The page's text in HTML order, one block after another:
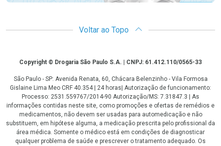
Voltar ao Topo
CopyrightCopyright © Drogaria São Paulo S.A. | CNPJ: 61.412.110/0565-33
São Paulo - SP: Avenida Renata, 60, Chácara Belenzinho - Vila Formosa
Gislaine Lima Meo CRF 40.354 | 24 horas| Autorização de funcionamento:
Processo: 2531.559767/2014-90 Autorização/MS: 7.31847.3 | As
informações contidas neste site, como promoções e ofertas de remédios e
medicamentos, não devem ser usadas para automedicação e não
substituem, em hipótese alguma, a medicação prescrita pelo profissional da
área médica. Somente o médico está em condições de diagnosticar
qualquer problema de saúde e prescrever o tratamento adequado. Os